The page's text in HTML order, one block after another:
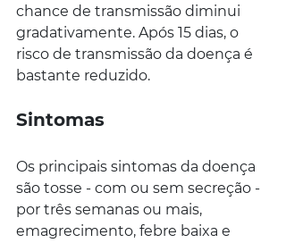
chance de transmissão diminui
gradativamente. Após 15 dias, o
risco de transmissão da doença é
bastante reduzido.
Sintomas
Os principais sintomas da doença
são tosse - com ou sem secreção -
por três semanas ou mais,
emagrecimento, febre baixa e